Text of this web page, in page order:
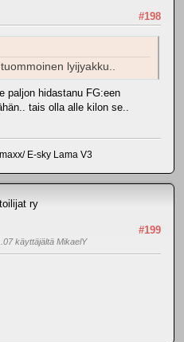
#198
lyijyakku..
paljon hidastanu FG:een
tais olla alle kilon se..
E-sky Lama V3
ry
#199
käyttäjältä MikaelY